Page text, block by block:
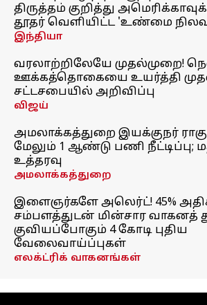
திருத்தம் குறித்து
தூதர் வெளியிட்ட 'உண்மை
இந்தியா
வரலாற்றிலேயே முதல்முறை!
ஊக்கத்தொகையை உயர்த்தி
சட்டசபையில் அறிவிப்பு
விஜய்
அமலாக்கத்துறை இயக்குநர்
மேலும் 1 ஆண்டு பணி நீட்டிப்பு;
உத்தரவு
அமலாக்கத்துறை
இளைஞர்களே அலெர்ட்! 45%
சம்பளத்துடன் மின்சார வாகனத்
குவியப்போகும் 4 கோடி புதிய
வேலைவாய்ப்புகள்
எலக்ட்ரிக் வாகனங்கள்